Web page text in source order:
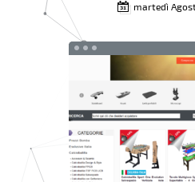
martedì